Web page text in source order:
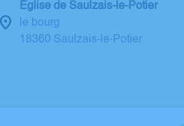
Église de Saulzais-le-Potier
le bourg
18360 Saulzais-le-Potier